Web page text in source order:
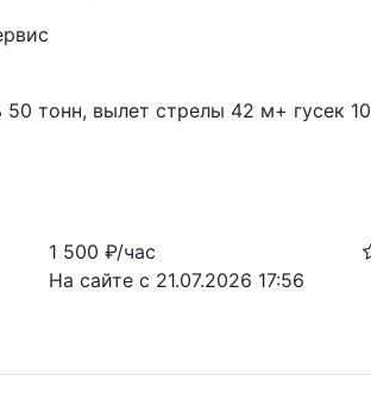
50 тонн, вылет стрелы 42 м+ гусек 10
1 500₽/час
На сайте с 21.07.2026 17:56